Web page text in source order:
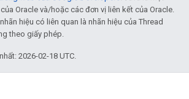
Oracle và/hoặc các đơn vị liên kết của Oracle.
hiệu có liên quan là nhãn hiệu của Thread
theo giấy phép.
2026-02-18 UTC.